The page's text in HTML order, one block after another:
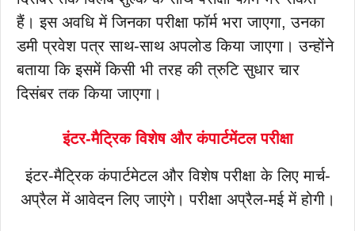
हैं। इस अवधि में जिनका परीक्षा फॉर्म भरा जाएगा, उनका
डमी प्रवेश पत्र साथ-साथ अपलोड किया जाएगा। उन्होंने
बताया कि इसमें किसी भी तरह की त्रुटि सुधार चार
दिसंबर तक किया जाएगा।
इंटर-मैट्रिक विशेष और कंपार्टमेंटल परीक्षा
इंटर-मैट्रिक कंपार्टमेटल और विशेष परीक्षा के लिए मार्च-
अप्रैल में आवेदन लिए जाएंगे। परीक्षा अप्रैल-मई में होगी।